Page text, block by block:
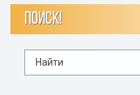
ПОИСК!